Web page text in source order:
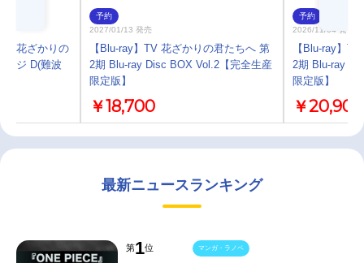
「花ざかりの
ッジ D(難波
予約
2027/01/13 発売
【Blu-ray】TV 花ざかりの君たちへ 第
2期 Blu-ray Disc BOX Vol.2【完全生産
限定版】
￥18,700
予約
2026/11/04 発売
【Blu-ray】
2期 Blu-ray
限定版】
￥20,900
最新ニュースランキング
第1位 マンガ・ラノベ